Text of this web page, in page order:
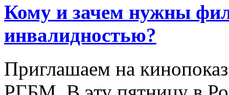
Кому и зачем нужны
инвалидностью?
Приглашаем на